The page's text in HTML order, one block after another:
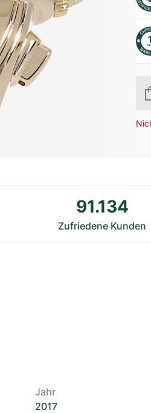
91.134
Zufriedene Kunden
Jahr
2017